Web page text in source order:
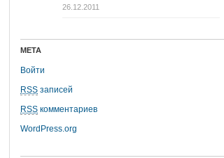
26.12.2011
МЕТА
Войти
RSS записей
RSS комментариев
WordPress.org